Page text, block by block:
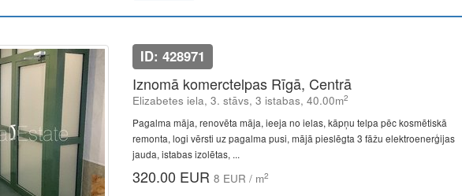
ID: 428971
Iznomā komerctelpas Rīgā, Centrā
Elizabetes iela, 3. stāvs, 3 istabas, 40.00m2
Pagalma māja, renovēta māja, ieeja no ielas, kāpņu telpa pēc kosmētiskā
remonta, logi vērsti uz pagalma pusi, mājā pieslēgta 3 fāžu elektroenerģijas
jauda, istabas izolētas, ...
320.00 EUR 8 EUR / m2